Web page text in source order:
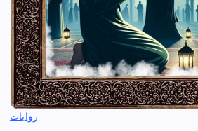
روايات